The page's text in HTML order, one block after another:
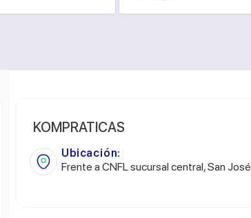
KOMPRATICAS
Ubicación:
Frente a CNFL sucursal central, San José